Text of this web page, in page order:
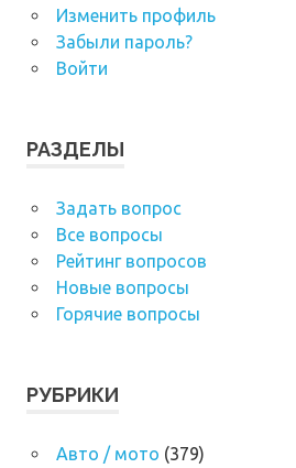
Изменить профиль
Забыли пароль?
Войти
РАЗДЕЛЫ
Задать вопрос
Все вопросы
Рейтинг вопросов
Новые вопросы
Горячие вопросы
РУБРИКИ
Авто / мото (379)